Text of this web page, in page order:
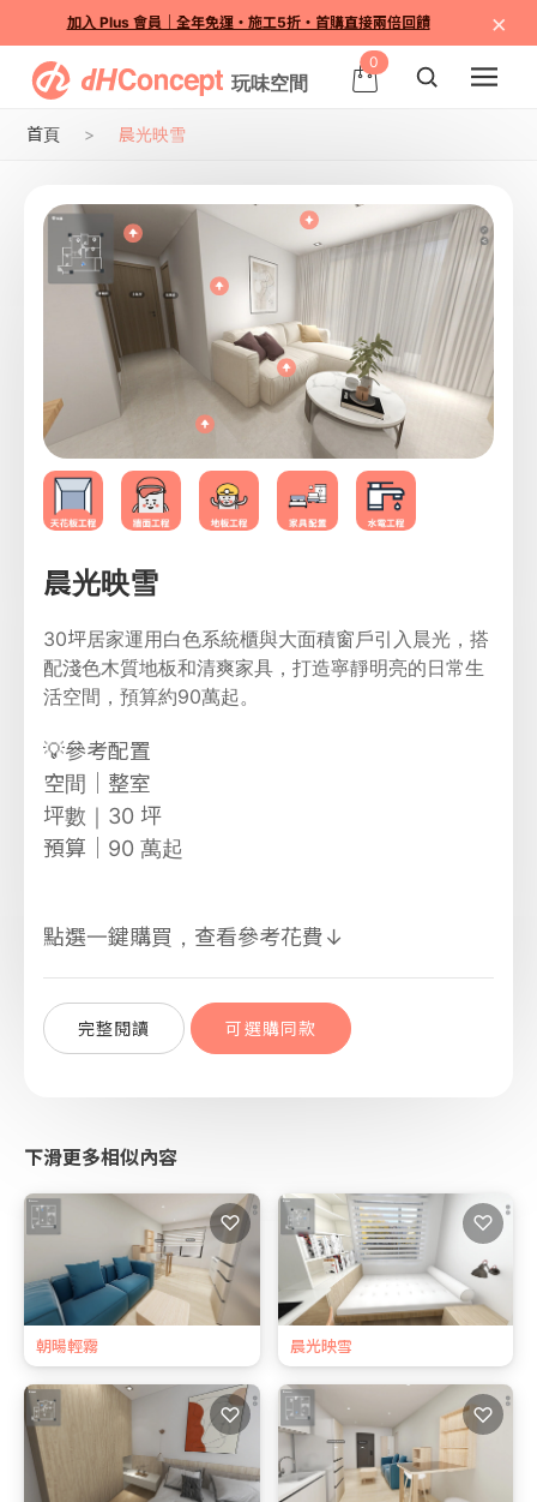
加入 Plus 會員｜全年免運・施工5折・首購直接兩倍回饋 ×
0
首頁 晨光映雪
晨光映雪
30坪居家運用白色系統櫃與大面積窗戶引入晨光，搭
配淺色木質地板和清爽家具，打造寧靜明亮的日常生
活空間，預算約90萬起。
💡參考配置
空間｜整室
坪數｜30 坪
預算｜90 萬起
點選一鍵購買，查看參考花費↓
完整閱讀 可選購同款
下滑更多相似內容
朝暘輕霧
♡
晨光映雪
♡
♡ ♡